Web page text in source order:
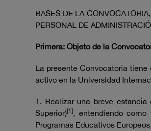
BASES DE LA
PERSONAL DE
Primera: Objeto de la
La presente Convocatoria
activo en la Universidad
1. Realizar una breve
Superior)[1], entendiendo
Programas Educativos